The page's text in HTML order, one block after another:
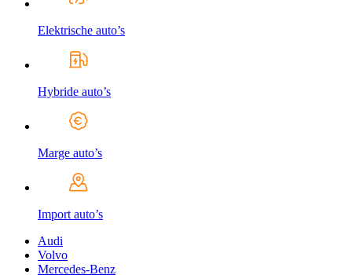
Elektrische auto’s
Hybride auto’s
Marge auto’s
Import auto’s
Audi
Volvo
Mercedes-Benz